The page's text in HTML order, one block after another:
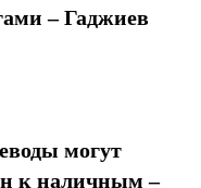
– Гаджиев
могут
к наличным –